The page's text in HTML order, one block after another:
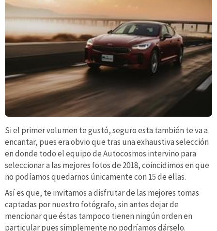
Si el primer volumen te gustó, seguro esta también te va a
encantar, pues era obvio que tras una exhaustiva selección
en donde todo el equipo de Autocosmos intervino para
seleccionar a las mejores fotos de 2018, coincidimos en que
no podíamos quedarnos únicamente con 15 de ellas.
Así es que, te invitamos a disfrutar de las mejores tomas
captadas por nuestro fotógrafo, sin antes dejar de
mencionar que éstas tampoco tienen ningún orden en
particular pues simplemente no podríamos dárselo.